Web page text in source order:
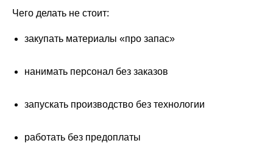
Чего делать не стоит:
закупать материалы «про запас»
нанимать персонал без заказов
запускать производство без технологии
работать без предоплаты